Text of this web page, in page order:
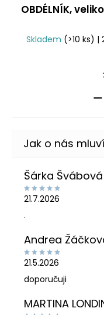
OBDÉLNÍK,
Skladem (>10 ks) |
Šárka Švábová
21.7.2026
.
Andrea
21.5.2026
doporučuji
MARTINA